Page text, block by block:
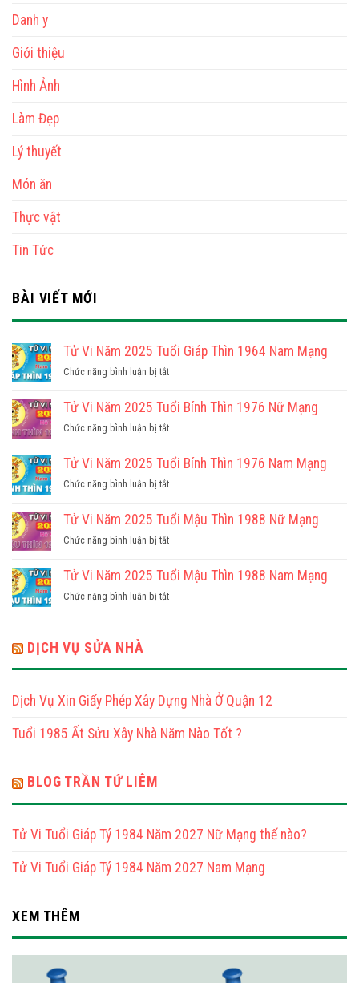
Danh y
Giới thiệu
Hình Ảnh
Làm Đẹp
Lý thuyết
Món ăn
Thực vật
Tin Tức
BÀI VIẾT MỚI
Tử Vi Năm 2025 Tuổi Giáp Thìn 1964 Nam Mạng
Chức năng bình luận bị tắtở
Vi
2025
Giáp
Mạng
Tử Vi Năm 2025 Tuổi Bính Thìn 1976 Nữ Mạng
Chức năng bình luận bị tắtở
Vi
2025
Bính
Mạng
Tử Vi Năm 2025 Tuổi Bính Thìn 1976 Nam Mạng
Chức năng bình luận bị tắtở
Vi
2025
Bính
Tử Vi Năm 2025 Tuổi Mậu Thìn 1988 Nữ Mạng
Chức năng bình luận bị tắtở
Vi
2025
Tử Vi Năm 2025 Tuổi Mậu Thìn 1988 Nam Mạng
Chức năng bình luận bị tắtở
Tuổi
Thìn
Nam
DỊCH VỤ SỬA NHÀ
Dịch Vụ Xin Giấy Phép Xây Dựng Nhà Ở Quận 12
Tuổi 1985 Ất Sửu Xây Nhà Năm Nào Tốt ?
BLOG TRẦN TỨ LIÊM
Tử Vi Tuổi Giáp Tý 1984 Năm 2027 Nữ Mạng thế nào?
Tử Vi Tuổi Giáp Tý 1984 Năm 2027 Nam Mạng
XEM THÊM